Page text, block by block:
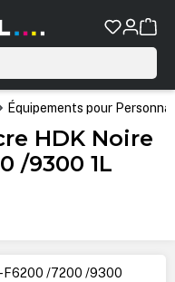
Équipements pour
HDK Noire
/9300 1L